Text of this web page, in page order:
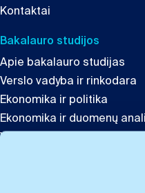
Kontaktai
Bakalauro studijos
Apie bakalauro studijas
Verslo vadyba ir rinkodara
Ekonomika ir politika
Ekonomika ir duomenų
Verslumas ir inovacijos
Tarptautinis verslas ir